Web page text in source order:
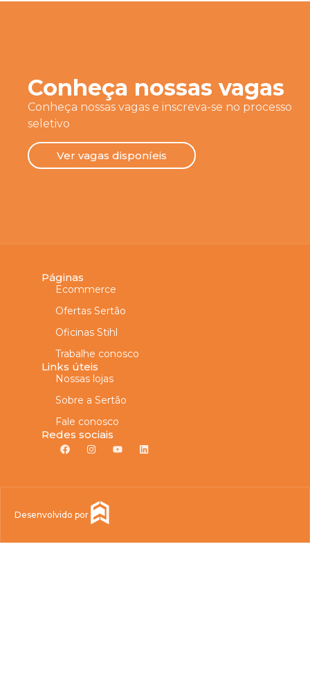
Conheça nossas vagas
Conheça nossas vagas e inscreva-se no processo
seletivo
Ver vagas disponíeis
Páginas
Ecommerce
Ofertas Sertão
Oficinas Stihl
Trabalhe conosco
Links úteis
Nossas lojas
Sobre a Sertão
Fale conosco
Redes sociais
Desenvolvido por